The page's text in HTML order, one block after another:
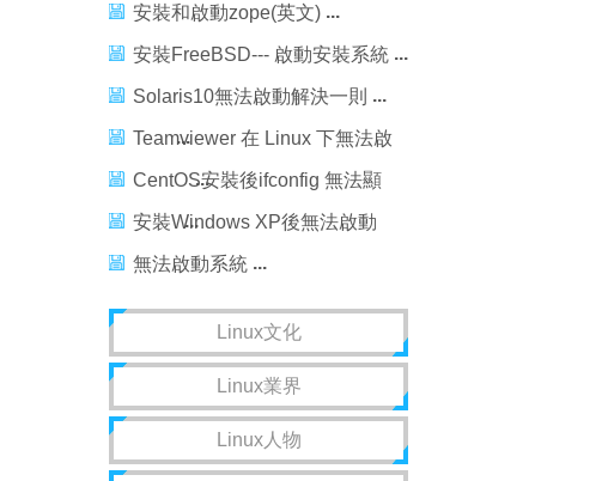
安裝和啟動zope(英文)
安裝FreeBSD--- 啟動安裝系統
Solaris10無法啟動解決一則
Teamviewer 在 Linux 下無法啟
動？
CentOS安裝後ifconfig 無法顯
示網卡
安裝Windows XP後無法啟動
Linux
無法啟動系統
Linux文化
Linux業界
Linux人物